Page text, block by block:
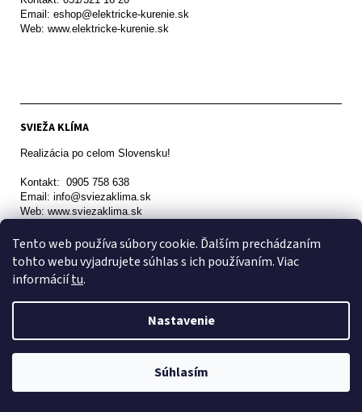
Tento web používa súbory cookie. Ďalším prechádzaním
tohto webu vyjadrujete súhlas s ich používaním. Viac
informáciítu.
Nastavenie
Súhlasím
Email: eshop@elektricke-kurenie.sk
Web: www.elektricke-kurenie.sk
SVIEŽA KLÍMA
Realizácia po celom Slovensku!
Kontakt:  0905 758 638
Email: info@sviezaklima.sk
Web: www.sviezaklima.sk
Viliam Forro FV-KLIMA
Kontakt: 0908115198